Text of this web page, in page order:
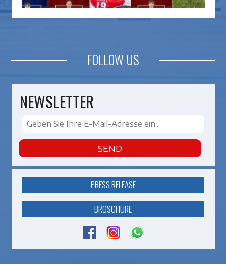
FOLLOW US
NEWSLETTER
SEND
PRESS RELEASE
BROSCHÜRE